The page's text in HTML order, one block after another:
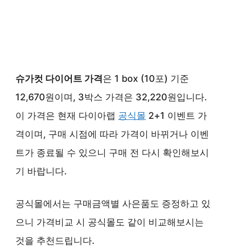
슈가컷 다이어트 가격 은 1 box (10포) 기준
12,670원이며, 3박스 가격은 32,220원입니다.
이 가격은 현재 다이아랩 공식몰 2+1 이벤트 가
격이며, 구매 시점에 따라 가격이 바뀌거나 이벤
트가 종료될 수 있으니 구매 전 다시 확인해보시
기 바랍니다.
공식몰에서는 구매금액별 사은품도 증정하고 있
으니 가격비교 시 공식몰도 같이 비교해보시는
것을 추천드립니다.